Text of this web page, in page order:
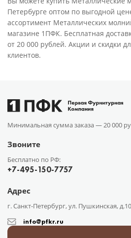
Петербурге оптом по выгодной
ассортимент Металлических
магазине 1ПФК. Бесплатная
от 20 000 рублей. Акции и скидки
клиентов.
Минимальная сумма заказа —20 000
Звоните
Бесплатно по РФ:
+7-495-150-7757
Адрес
г. Санкт-Петербург, ул. Пушкинская, д.10
info@pfkr.ru